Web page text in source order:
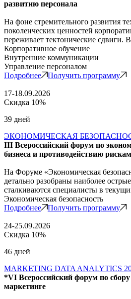
развитию персонала
На фоне стремительного развития
поколенческих ценностей
переживает тектонические
Корпоративное обучение
Внутренние коммуникации
Управление персоналом
Подробнее
Получить программу
17-18.09.2026
Скидка 10%
39 дней
ЭКОНОМИЧЕСКАЯ
III Всероссийский форум по
бизнеса и противодействию рискам
На Форуме «Экономическая
детально разобраны наиболее
сталкиваются специалисты в
Экономическая безопасность
Подробнее
Получить программу
24-25.09.2026
Скидка 10%
46 дней
MARKETING DATA ANALYTICS
*VI Всероссийский форум по
маркетинге